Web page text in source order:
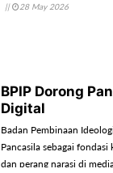
|| 28 May 2026
BPIP Dorong
Digital
Badan Pembinaan
Pancasila sebagai
dan perang narasi di